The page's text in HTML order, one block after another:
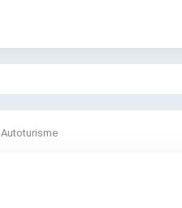
Autoturisme